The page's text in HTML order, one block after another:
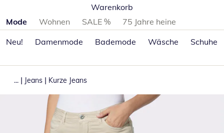
Warenkorb
Produktkategorien überspringen
Mode Wohnen SALE %
75 Jahre heine
Neu!
Damenmode Bademode Wäsche Schuhe
... | Jeans | Kurze Jeans